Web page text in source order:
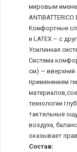
мировым
Комфортные
и LATEX – с
Усиленная
Система
см) — вверхний
применением
технологии
тактильные
воздуха,
оказывает
Состав: